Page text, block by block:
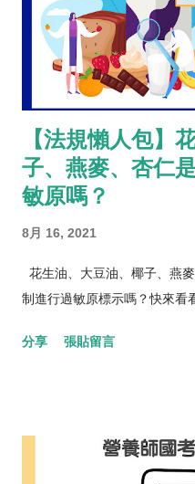
【法規懶人包】
子、燕麥、杏仁
敏原嗎？
8月 16, 2021
花生油、大豆油、椰子、燕
制進行過敏原標示嗎？快來看
分享 張貼留言